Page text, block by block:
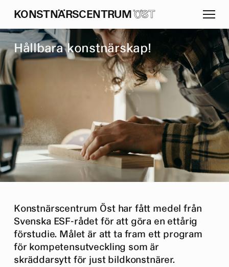
KONSTNÄRSCENTRUMÖST
Hållbara konstnärskap!
Konstnärscentrum Öst har fått medel från
Svenska ESF-rådet för att göra en ettårig
förstudie. Målet är att ta fram ett program
för kompetensutveckling som är
skräddarsytt för just bildkonstnärer.